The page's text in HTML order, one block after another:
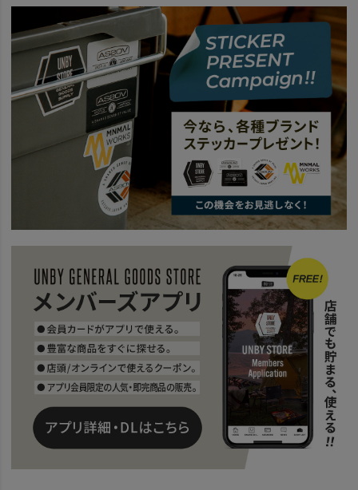
バッグ ショルダー サコッシュ
news AS2OV「BLEISURE」シリーズ全6モデル徹底解説
news AS2OV TRAVEL FAIR
news ショルダーバッグ特集 26
TRAVEL
AS2OV Go Out
【UNBY的】 TEE＆MINI BAG